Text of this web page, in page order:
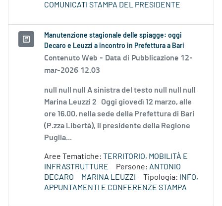
COMUNICATI STAMPA DEL PRESIDENTE
Manutenzione stagionale delle spiagge: oggi
Decaro e Leuzzi a incontro in Prefettura a Bari
Contenuto Web - Data di Pubblicazione 12-
mar-2026 12.03
null null null A sinistra del testo null null null
Marina Leuzzi 2 Oggi giovedì 12 marzo, alle
ore 16.00, nella sede della Prefettura di Bari
(P.zza Libertà), il presidente della Regione
Puglia...
Aree Tematiche: TERRITORIO, MOBILITÀ E
INFRASTRUTTURE
Persone: ANTONIO
DECARO
MARINA LEUZZI Tipologia:
INFO,
APPUNTAMENTI E CONFERENZE STAMPA